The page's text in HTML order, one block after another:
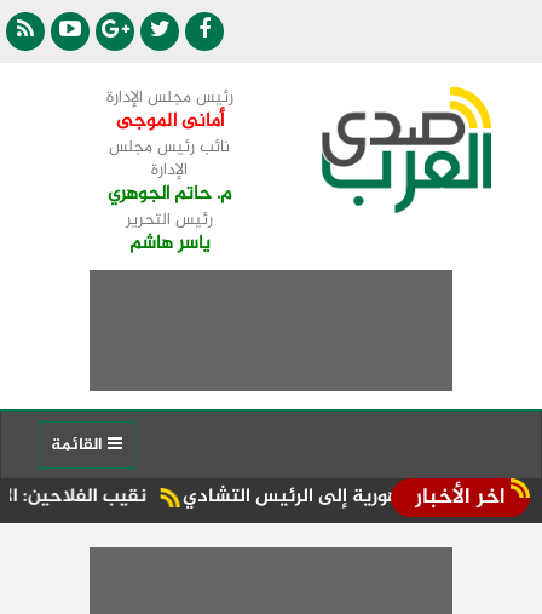
رئيس مجلس الإدارة
أمانى الموجى
نائب رئيس مجلس
الإدارة
م. حاتم الجوهري
رئيس التحرير
ياسر هاشم
اخر الأخبار نقيب الفلاحين: الإبل رغم أهميتها الكبيرة لاتمثل إلى الرئيس التشادي